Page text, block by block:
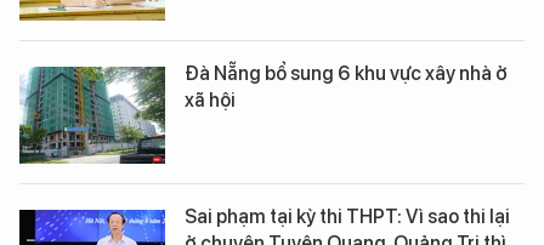
Đà Nẵng bổ sung 6 khu vực xây nhà ở
xã hội
Sai phạm tại kỳ thi THPT: Vì sao thi lại